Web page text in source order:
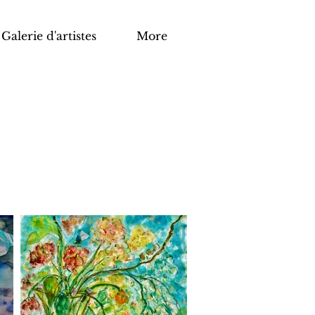
Galerie d'artistes More